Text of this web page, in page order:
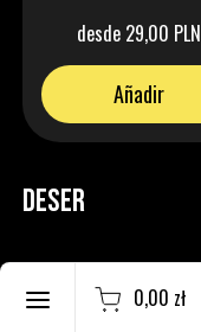
desde 29,00 PLN
Añadir
DESER
0,00 zł
Español